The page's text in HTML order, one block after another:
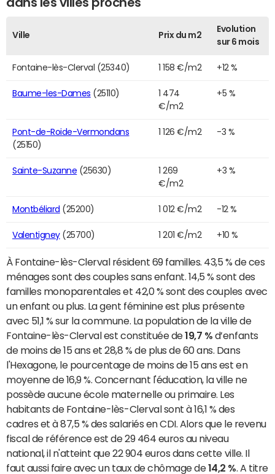
Ville Prix du m2
Evolution
sur 6 mois
Fontaine-lès-Clerval (25340) 1 158 €/m2 +12 %
Baume-les-Dames (25110)
1 474
€/m2
+5 %
Pont-de-Roide-Vermondans
(25150)
1 126 €/m2 -3 %
Sainte-Suzanne (25630)
1 269
€/m2
+3 %
Montbéliard (25200) 1 012 €/m2 -12 %
Valentigney(25700) 1 201 €/m2 +10 %
À Fontaine-lès-Clerval résident 69 familles. 43,5 % de ces
ménages sont des couples sans enfant. 14,5 % sont des
familles monoparentales et 42,0 % sont des couples avec
un enfant ou plus. La gent féminine est plus présente
avec 51,1 % sur la commune. La population de la ville de
Fontaine-lès-Clerval est constituée de19,7 % d’enfants
de moins de 15 ans et 28,8 % de plus de 60 ans. Dans
l'Hexagone, le pourcentage de moins de 15 ans est en
moyenne de 16,9 %. Concernant l'éducation, la ville ne
possède aucune école maternelle ou primaire. Les
habitants de Fontaine-lès-Clerval sont à 16,1 % des
cadres et à 87,5 % des salariés en CDI. Alors que le revenu
fiscal de référence est de 29 464 euros au niveau
national, il n'atteint que 22 904 euros dans cette ville. Il
faut aussi faire avec un taux de chômage de14,2 % . A titre